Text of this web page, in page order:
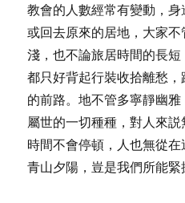
教會的人數經常有變動，
或回去原來的居地，大家
淺，也不論旅居時間的長短
都只好背起行裝收拾離愁
的前路。地不管多寧靜幽
屬世的一切種種，對人來説
時間不會停頓，人也無從在
青山夕陽，豈是我們所能緊